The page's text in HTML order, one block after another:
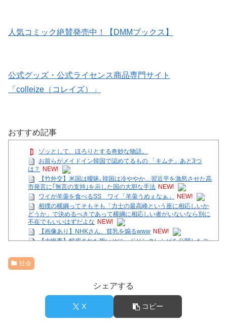
人気コミック絶賛発売中！【DMMブックス】
公式グッズ・公式ライセンス商品専門サイト
「colleize（コレイズ）」
おすすめ記事
ゾッとして、ほろりとする奇妙な物語。
お前らがメイドイン韓国で認めてるもの 「キムチ」あと3つ
は？
NEW!
【竹外交】米国は曖昧､韓国は冷ややか…習近平を激怒させた高
市発言に｢無言の支持｣を示した国の大胆な手法 NEW!
ワイが羊羮を食べるSS ワイ「羊羮うめぇなぁ」
NEW!
相撲の横綱ってそもそも「力士の最高峰という座に相応しいか
どうか」で決めるべきであって横綱に相応しい者がいないなら別に
不在でもいいはずだよな NEW!
【画像あり】NHKさん、貧乳を煽るwww NEW!
【大惨事】解雇された腹いせに、ドリンクレシピを公開したス
ソンシャニマススレ
【画像】女子アナさん、がっつり見えてるｗｗｗ
36歳の彼女と結婚したいのに、家族が猛反対。家族から信じら
れない言葉が飛び出した… 他
Powered by livedoor 相互RSS
社会
シェアする
X コピー